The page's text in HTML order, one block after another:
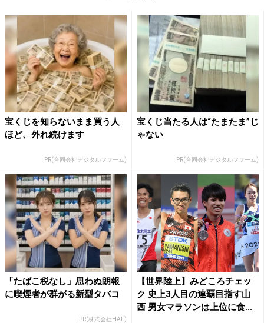
宝くじを知らないまま買う人
ほど、外れ続けます
PR(合同会社デジタルファーム)
宝くじ当たる人は“たまたま”じ
ゃない
PR(合同会社デジタルファーム)
「たばこ税なし」思わぬ朗報
に喫煙者が群がる新型タバコ
PR(株式会社HAL)
【世界陸上】みどころチェッ
ク 史上3人目の連覇目指す山
西 男女マラソンは上位に食...